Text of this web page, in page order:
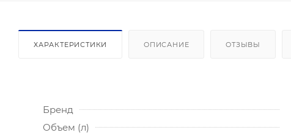
ХАРАКТЕРИСТИКИ ОПИСАНИЕ ОТЗЫВЫ
Бренд
Объем (л)